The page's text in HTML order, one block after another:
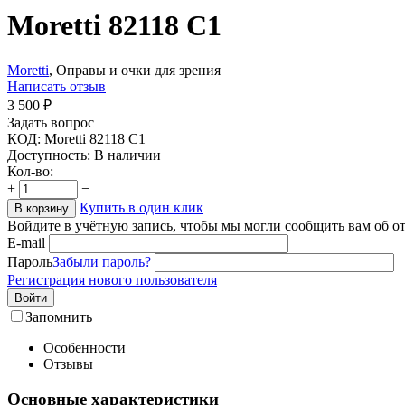
Moretti 82118 C1
Moretti, Оправы и очки для зрения
Написать отзыв
3 500 ₽
Задать вопрос
КОД: Moretti 82118 C1
Доступность: В наличии
Кол-во:
+
−
В корзину
Купить в один клик
Войдите в учётную запись, чтобы мы могли сообщить вам об
E-mail
ПарольЗабыли пароль?
Регистрация нового пользователя
Войти
Запомнить
Особенности
Отзывы
Основные характеристики